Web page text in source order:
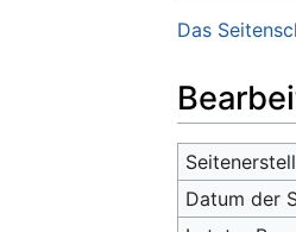
Das
Datum der